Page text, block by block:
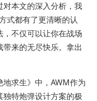
本文的深入分析，我
式都有了更清晰的认
不仅可以让你在战场
来的无尽快乐。拿出
求生》中，AWM作为
特炮弹设计方案的极